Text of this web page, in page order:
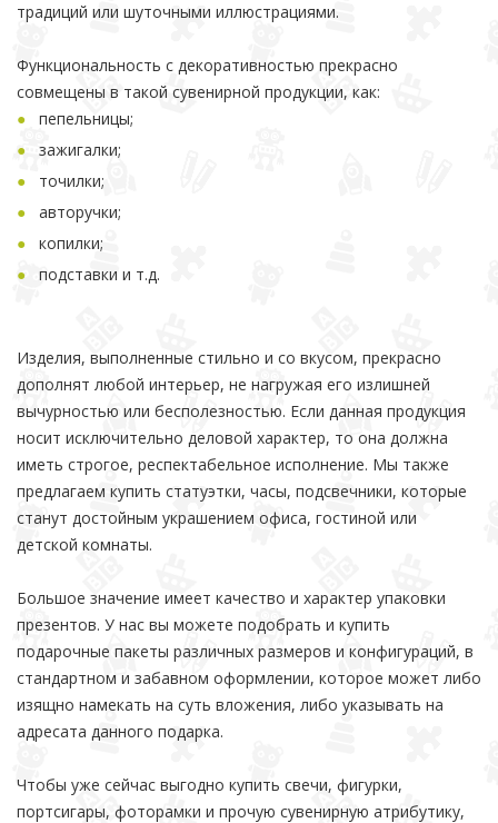
традиций или шуточными иллюстрациями.
Функциональность с декоративностью прекрасно
совмещены в такой сувенирной продукции, как:
пепельницы;
зажигалки;
точилки;
авторучки;
копилки;
подставки и т.д.
Изделия, выполненные стильно и со вкусом, прекрасно
дополнят любой интерьер, не нагружая его излишней
вычурностью или бесполезностью. Если данная продукция
носит исключительно деловой характер, то она должна
иметь строгое, респектабельное исполнение. Мы также
предлагаем купить статуэтки, часы, подсвечники, которые
станут достойным украшением офиса, гостиной или
детской комнаты.
Большое значение имеет качество и характер упаковки
презентов. У нас вы можете подобрать и купить
подарочные пакеты различных размеров и конфигураций, в
стандартном и забавном оформлении, которое может либо
изящно намекать на суть вложения, либо указывать на
адресата данного подарка.
Чтобы уже сейчас выгодно купить свечи, фигурки,
портсигары, фоторамки и прочую сувенирную атрибутику,